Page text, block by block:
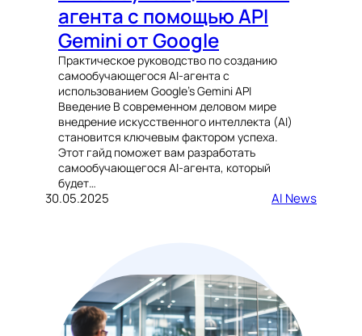
агента с помощью API
Gemini от Google
Практическое руководство по созданию
самообучающегося AI-агента с
использованием Google’s Gemini API
Введение В современном деловом мире
внедрение искусственного интеллекта (AI)
становится ключевым фактором успеха.
Этот гайд поможет вам разработать
самообучающегося AI-агента, который
будет…
30.05.2025 AI News